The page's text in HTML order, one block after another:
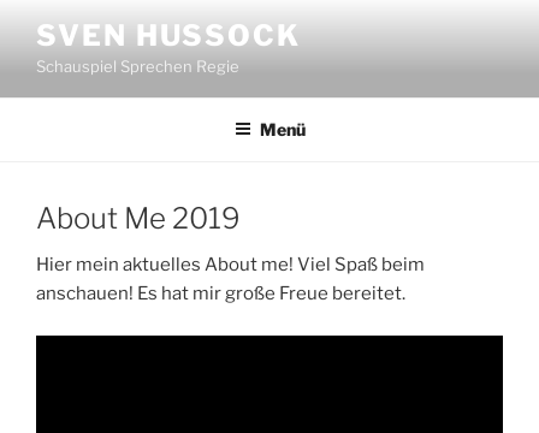
Inhalt
springen
SVEN HUSSOCK
Schauspiel Sprechen Regie
Menü
About Me 2019
Hier mein aktuelles About me! Viel Spaß beim
anschauen! Es hat mir große Freue bereitet.